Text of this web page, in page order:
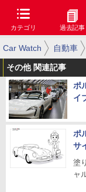
カテゴリ 過去記事
Car Watch 自動車
その他 関連記事
ポ
イ
ポ
サ
塗
ャ